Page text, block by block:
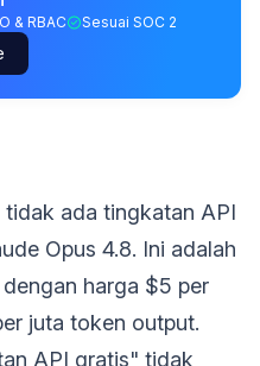
& RBAC Sesuai SOC 2
ada tingkatan API
Opus 4.8. Ini adalah
harga $5 per
juta token output.
API gratis" tidak